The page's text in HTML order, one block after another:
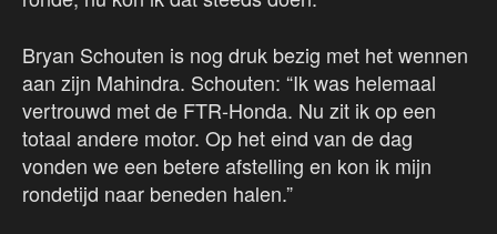
Bryan Schouten is nog druk bezig met het wennen
aan zijn Mahindra. Schouten: “Ik was helemaal
vertrouwd met de FTR-Honda. Nu zit ik op een
totaal andere motor. Op het eind van de dag
vonden we een betere afstelling en kon ik mijn
rondetijd naar beneden halen.”